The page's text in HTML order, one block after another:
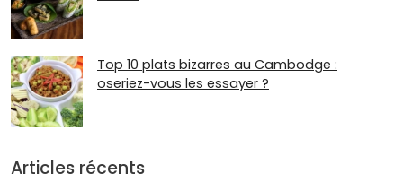
Top 10 plats bizarres au Cambodge :
oseriez-vous les essayer ?
Articles récents